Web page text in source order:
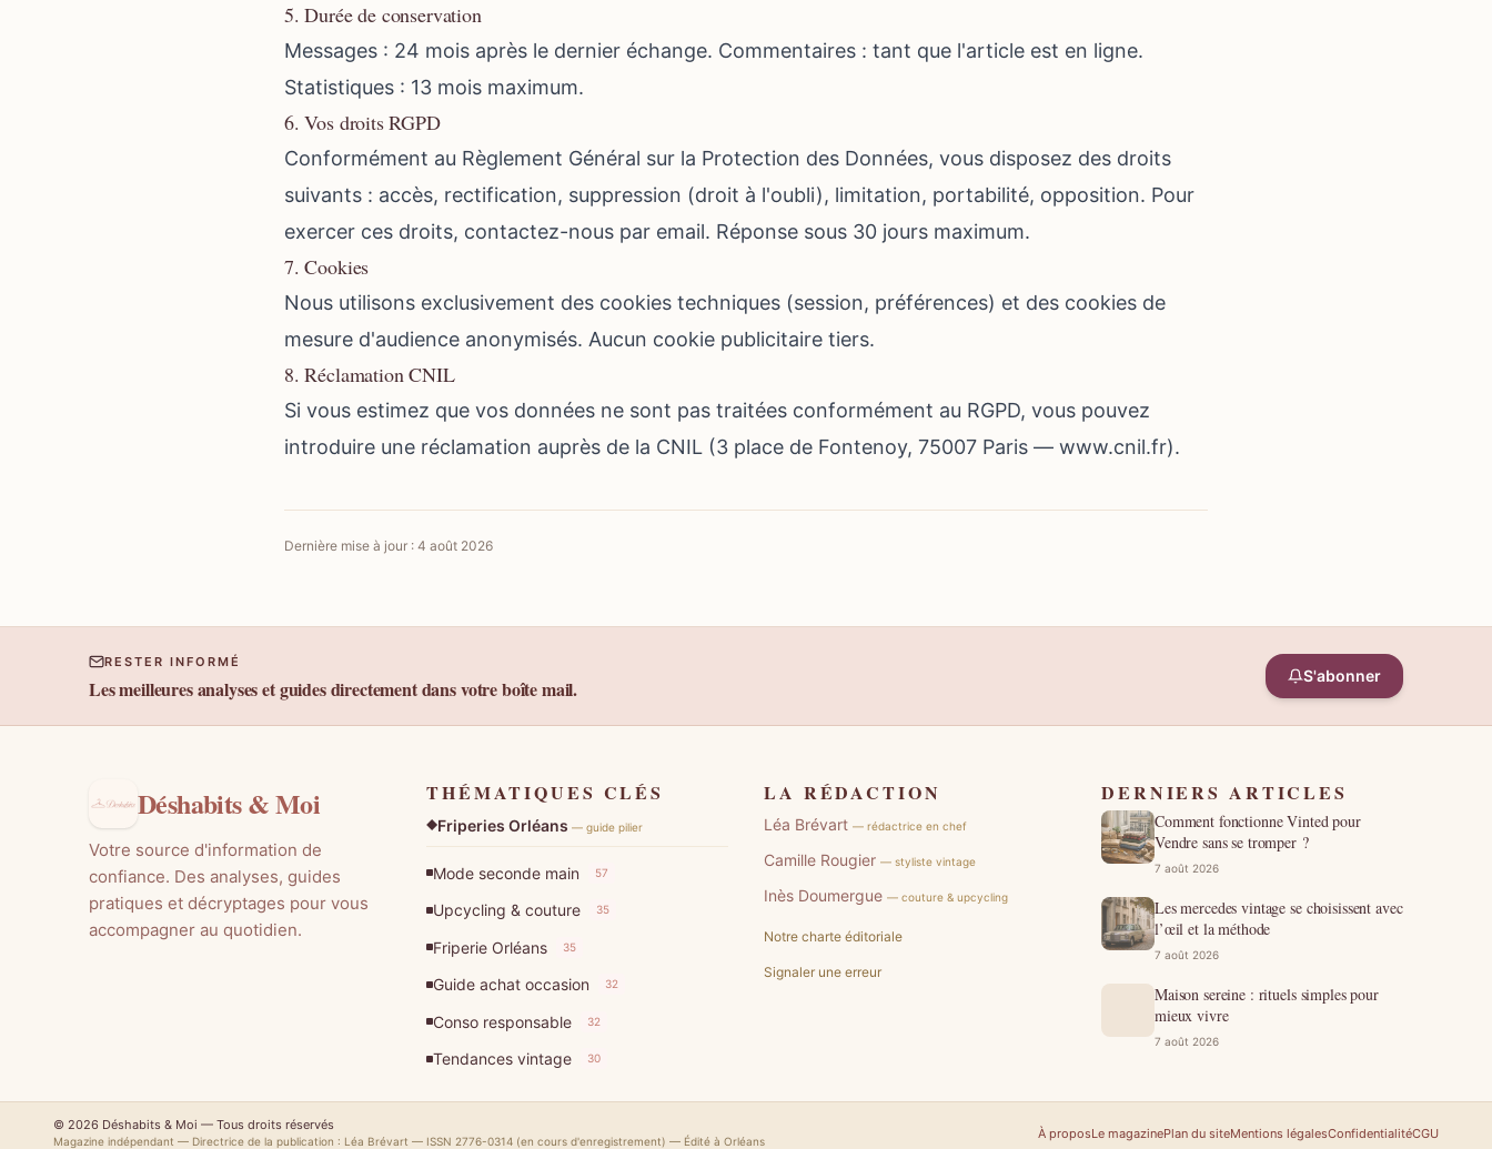
5. Durée de conservation
Messages : 24 mois après le dernier échange. Commentaires : tant que l'article est en ligne.
Statistiques : 13 mois maximum.
6. Vos droits RGPD
Conformément au Règlement Général sur la Protection des Données, vous disposez des droits
suivants : accès, rectification, suppression (droit à l'oubli), limitation, portabilité, opposition. Pour
exercer ces droits, contactez-nous par email. Réponse sous 30 jours maximum.
7. Cookies
Nous utilisons exclusivement des cookies techniques (session, préférences) et des cookies de
mesure d'audience anonymisés. Aucun cookie publicitaire tiers.
8. Réclamation CNIL
Si vous estimez que vos données ne sont pas traitées conformément au RGPD, vous pouvez
introduire une réclamation auprès de la CNIL (3 place de Fontenoy, 75007 Paris — www.cnil.fr).
Dernière mise à jour : 4 août 2026
RESTER INFORMÉ
Les meilleures analyses et guides directement dans votre boîte mail.
S'abonner
Déshabits & Moi
Votre source d'information de
confiance. Des analyses, guides
pratiques et décryptages pour vous
accompagner au quotidien.
THÉMATIQUES CLÉS
Friperies Orléans — guide pilier
Mode seconde main 57
Upcycling & couture 35
Friperie Orléans 35
Guide achat occasion 32
Conso responsable 32
Tendances vintage 30
LA RÉDACTION
Léa Brévart — rédactrice en chef
Camille Rougier — styliste vintage
Inès Doumergue — couture & upcycling
Notre charte éditoriale
Signaler une erreur
DERNIERS ARTICLES
Comment fonctionne Vinted pour
Vendre sans se tromper ?
7 août 2026
Les mercedes vintage se choisissent avec
l’œil et la méthode
7 août 2026
Maison sereine : rituels simples pour
mieux vivre
7 août 2026
© 2026 Déshabits & Moi — Tous droits réservés
Magazine indépendant — Directrice de la publication : Léa Brévart — ISSN 2776-0314 (en cours d'enregistrement) — Édité à Orléans
À proposLe magazinePlan du siteMentions légalesConfidentialitéCGU